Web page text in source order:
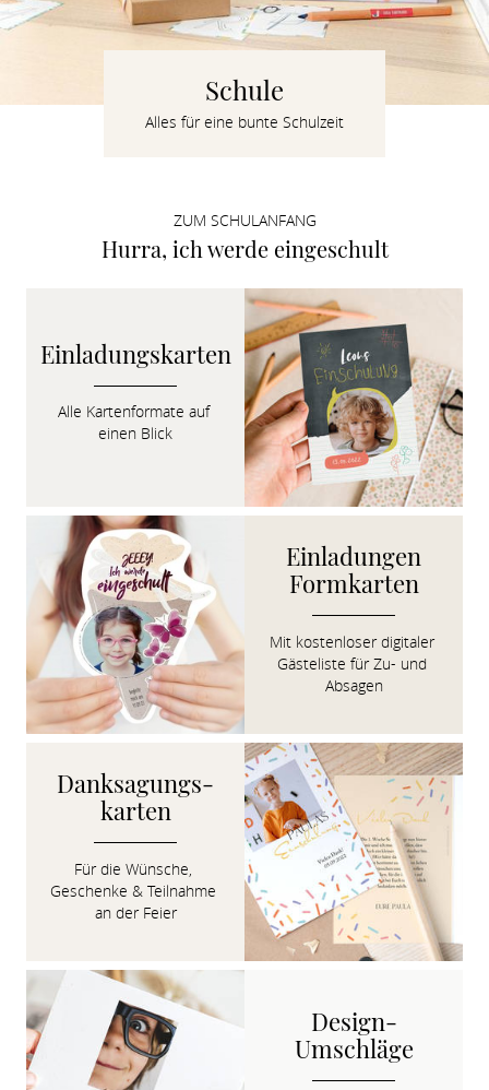
Schule
Alles für eine bunte Schulzeit
ZUM SCHULANFANG
Hurra, ich werde eingeschult
Einladungskarten
Alle Karten­formate auf
einen Blick
Einladungen
Formkarten
Mit kostenloser digitaler
Gästeliste für Zu- und
Absagen
Danksagungs­
karten
Für die Wünsche,
Geschenke & Teilnahme
an der Feier
Design-
Umschläge